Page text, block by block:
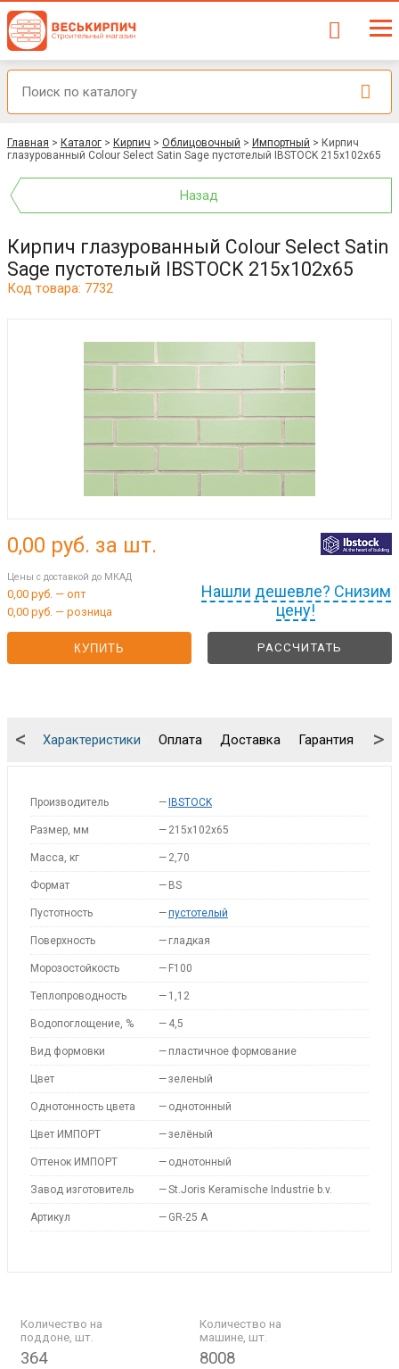
Главная > Каталог > Кирпич > Облицовочный > Импортный > Кирпич
глазурованный Colour Select Satin Sage пустотелый IBSTOCK 215x102x65
Назад
Кирпич глазурованный Colour Select Satin
Sage пустотелый IBSTOCK 215x102x65
Код товара: 7732
Нашли дешевле? Снизим
цену!
0,00 руб. за шт.
Цены с доставкой до МКАД
0,00 руб. — опт
0,00 руб. — розница
КУПИТЬ РАССЧИТАТЬ
Характеристики Оплата Доставка Гарантия
< >
Производитель — IBSTOCK
Размер, мм — 215x102x65
Масса, кг — 2,70
Формат — BS
Пустотность —пустотелый
Поверхность — гладкая
Морозостойкость — F100
Теплопроводность — 1,12
Водопоглощение, % — 4,5
Вид формовки — пластичное формование
Цвет —зеленый
Однотонность цвета — однотонный
Цвет ИМПОРТ —зелёный
Оттенок ИМПОРТ — однотонный
Завод изготовитель —St.Joris Keramische Industrie b.v.
Артикул — GR-25 A
Количество на
поддоне, шт.
364
Количество на
машине, шт.
8008